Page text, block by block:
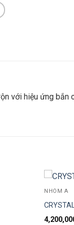
với hiệu ứng bắn
NHÓM A